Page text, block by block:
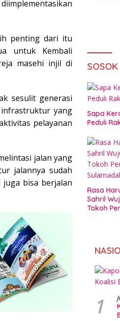
penting dari itu
untuk Kembali
masehi injil di
sesulit generasi
yang
pelayanan
jalan yang
jalannya sudah
bisa berjalan
SOSOK
Sapa
Peduli
Rasa
Sahril
Tokoh
1